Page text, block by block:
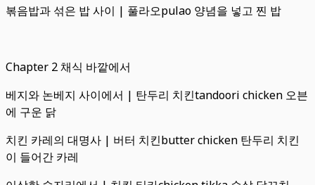
볶음밥과 섞은 밥 사이 | 풀라오pulao 양념을 넣고 찐 밥
Chapter 2 채식 바깥에서
베지와 논베지 사이에서 | 탄두리 치킨tandoori chicken 오븐
에 구운 닭
치킨 카레의 대명사 | 버터 치킨butter chicken 탄두리 치킨
이 들어간 카레